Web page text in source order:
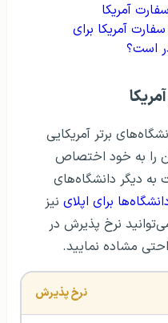
آمریکا
آمریکا برای
است؟
برتر آمریکایی
را به خود اختصاص
دیگر دانشگاه‌های
برای اپلای نیز
نرخ پذیرش در
مشاده نمایید.
نرخ پذیرش